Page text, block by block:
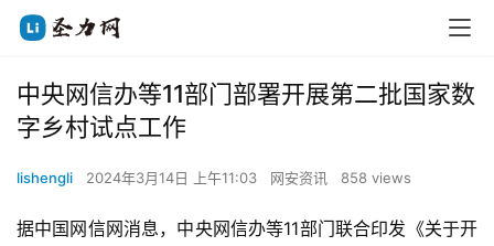
中央网信办等11部门部署开展第二批国家数
字乡村试点工作
lishengli 2024年3月14日 上午11:03 网安资讯 858 views
据中国网信网消息，中央网信办等11部门联合印发《关于开